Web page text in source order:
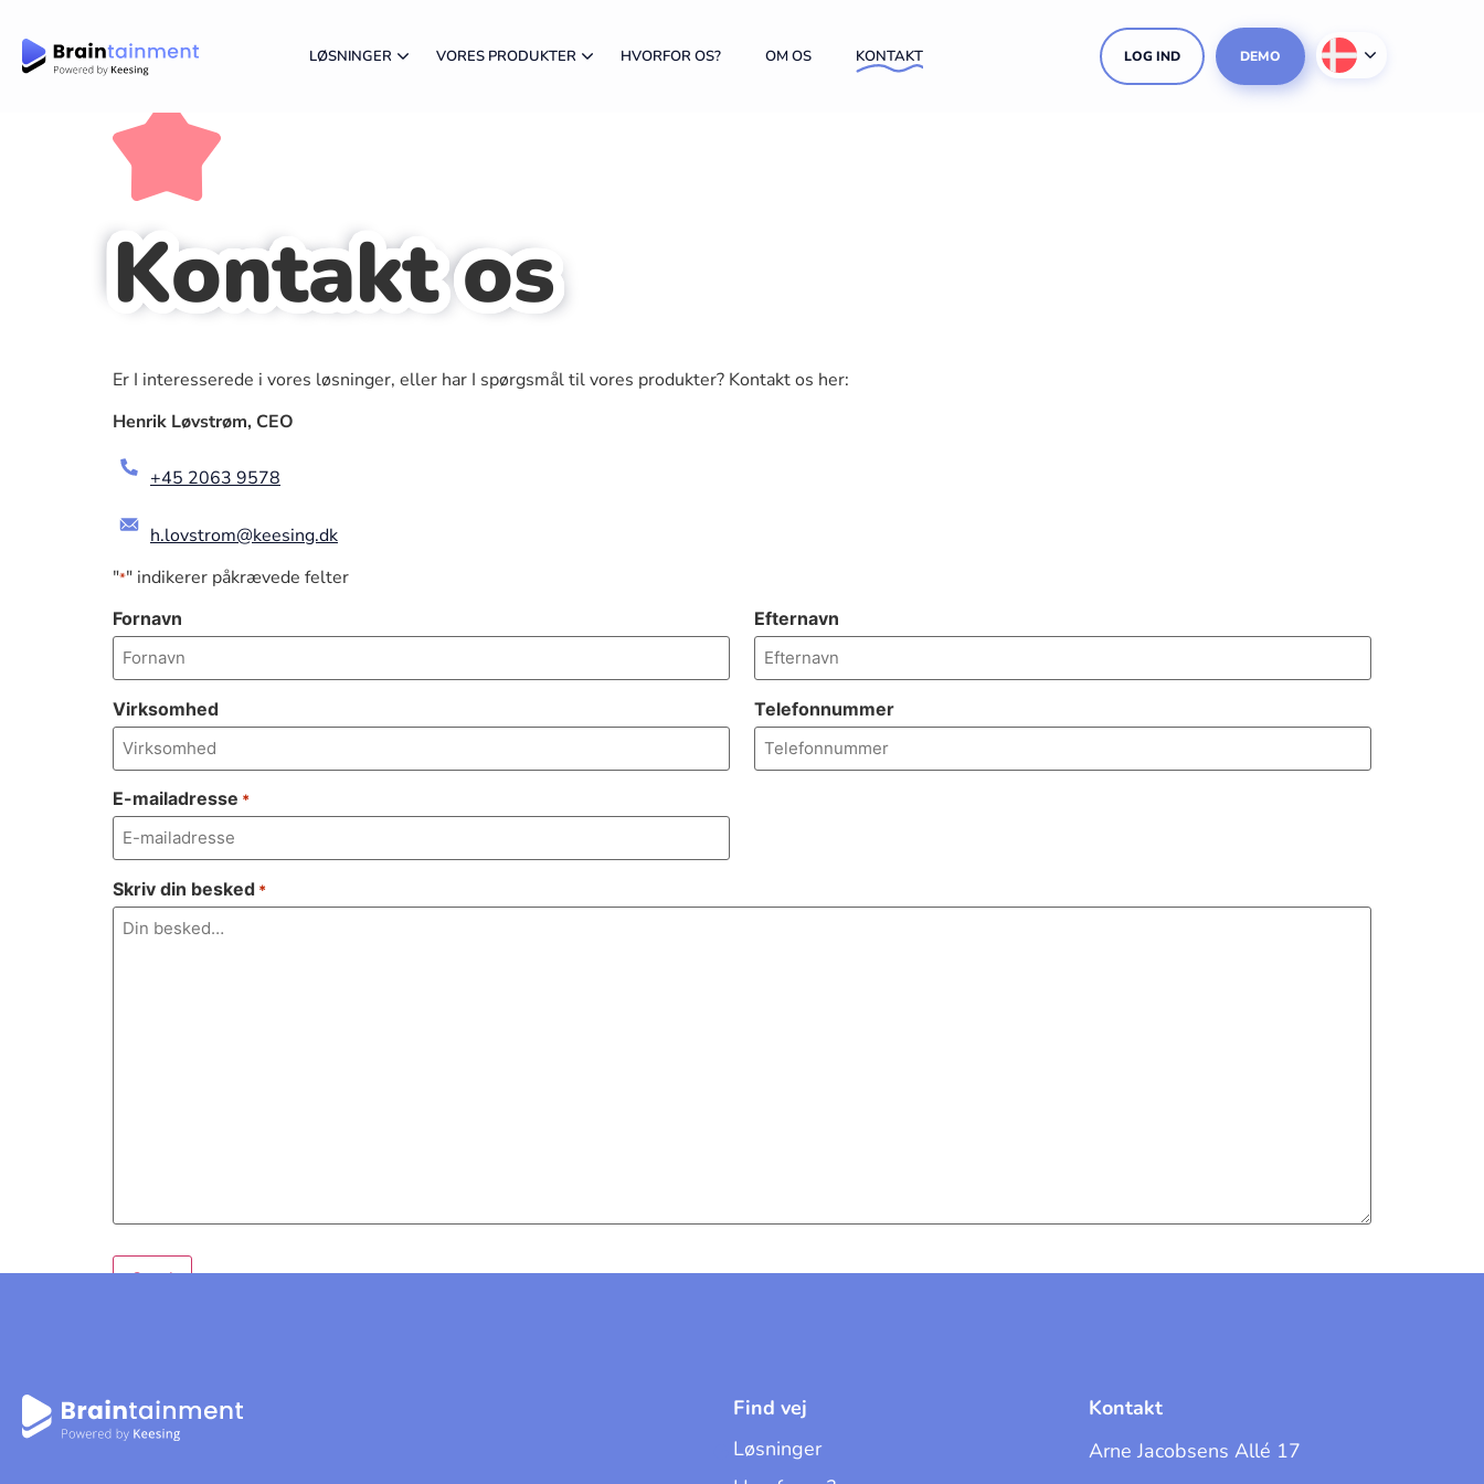
LØSNINGER VORES PRODUKTER HVORFOR OS? OM OS KONTAKT LOG IND DEMO
Kontakt os
Er I interesserede i vores løsninger, eller har I spørgsmål til vores produkter? Kontakt os her:
Henrik Løvstrøm, CEO
+45 2063 9578
h.lovstrom@keesing.dk
"*" indikerer påkrævede felter
Fornavn Efternavn
Virksomhed Telefonnummer
E-mailadresse *
Skriv din besked *
Find vej
Løsninger
Kontakt
Arne Jacobsens Allé 17